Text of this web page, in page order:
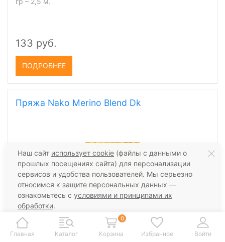
100% шерсть, 2.5 м, 50 гр. Шерсть для валяния. В 50
133 руб.
Наш сайт использует cookie (файлы с данными о
прошлых посещениях сайта) для персонализации
сервисов и удобства пользователей. Мы серьезно
относимся к защите персональных данных —
ознакомьтесь с условиями и принципами их
обработки.
Вы можете запретить сохранение cookie в
настройках своего браузера.
Главная Каталог
0
Корзина Избранное Войти